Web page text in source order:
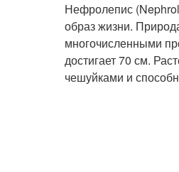
Нефролепис
образ жизни.
многочисленными
достигает 70 см.
чешуйками и